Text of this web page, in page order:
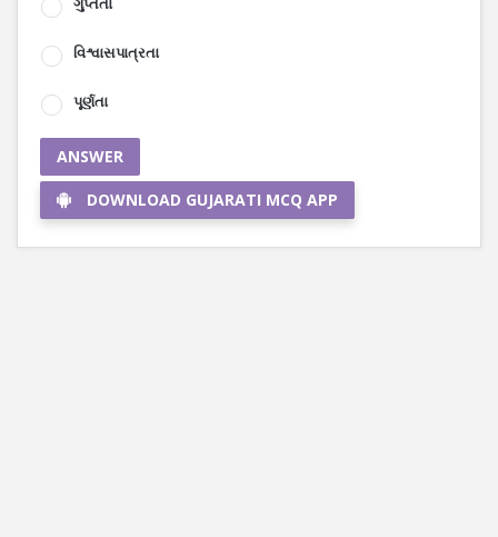
વિશ્વાસપાત્રતા
પૂર્ણતા
ANSWER
DOWNLOAD GUJARATI MCQ APP